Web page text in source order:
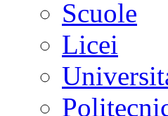
Scuole
Licei